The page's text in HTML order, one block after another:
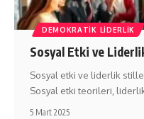
DEMOKRATIK LIDERLIK
Sosyal Etki ve
Sosyal etki ve liderlik
Sosyal etki teorileri,
5 Mart 2025